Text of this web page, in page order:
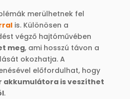
merülhetnek fel
is. Különösen a
végző hajtóművében
meg, ami hosszú távon a
okozhatja. A
előfordulhat, hogy
akkumulátora is veszíthet
.